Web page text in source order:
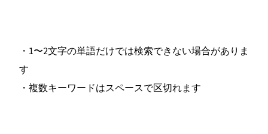
・1〜2文字の単語だけでは検索できない場合がありま
す
・複数キーワードはスペースで区切れます